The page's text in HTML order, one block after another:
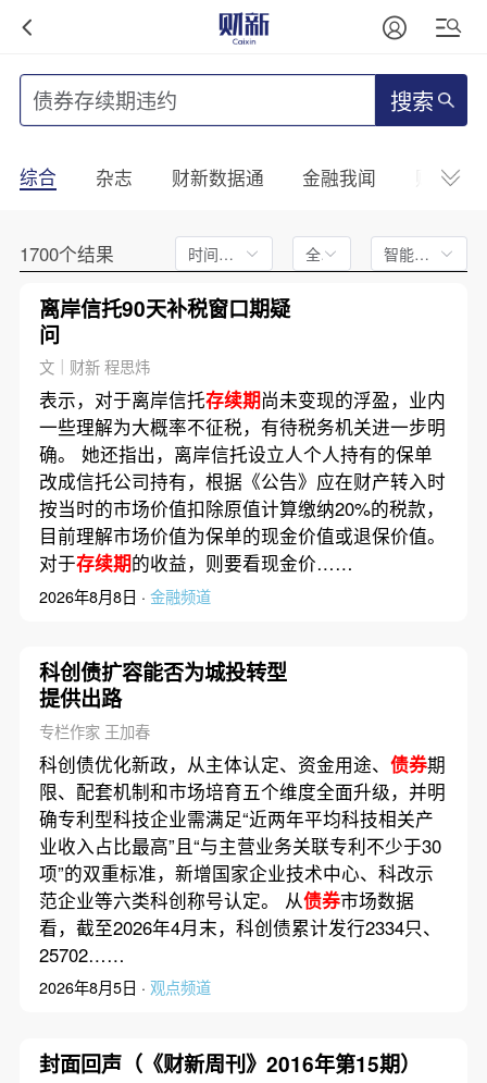
搜索
综合 杂志 财新数据通 金融我闻 财新
1700个结果 时间不限 全文 智能排序
离岸信托90天补税窗口期疑
问
文｜财新 程思炜
表示，对于离岸信托存续期尚未变现的浮盈，业内
一些理解为大概率不征税，有待税务机关进一步明
确。 她还指出，离岸信托设立人个人持有的保单
改成信托公司持有，根据《公告》应在财产转入时
按当时的市场价值扣除原值计算缴纳20%的税款，
目前理解市场价值为保单的现金价值或退保价值。
对于存续期的收益，则要看现金价……
2026年8月8日 · 金融频道
科创债扩容能否为城投转型
提供出路
专栏作家 王加春
科创债优化新政，从主体认定、资金用途、 债券期
限、配套机制和市场培育五个维度全面升级，并明
确专利型科技企业需满足“近两年平均科技相关产
业收入占比最高”且“与主营业务关联专利不少于30
项”的双重标准，新增国家企业技术中心、科改示
范企业等六类科创称号认定。 从债券市场数据
看，截至2026年4月末，科创债累计发行2334只、
25702……
2026年8月5日 · 观点频道
封面回声（《财新周刊》2016年第15期）